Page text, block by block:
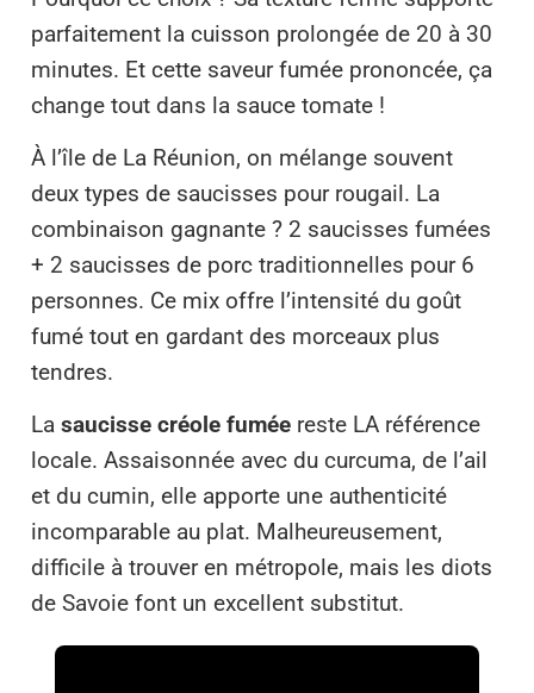
parfaitement la cuisson prolongée de 20 à 30
minutes. Et cette saveur fumée prononcée, ça
change tout dans la sauce tomate !
À l’île de La Réunion, on mélange souvent
deux types de saucisses pour rougail. La
combinaison gagnante ? 2 saucisses fumées
+ 2 saucisses de porc traditionnelles pour 6
personnes. Ce mix offre l’intensité du goût
fumé tout en gardant des morceaux plus
tendres.
La saucisse créole fumée reste LA référence
locale. Assaisonnée avec du curcuma, de l’ail
et du cumin, elle apporte une authenticité
incomparable au plat. Malheureusement,
difficile à trouver en métropole, mais les diots
de Savoie font un excellent substitut.